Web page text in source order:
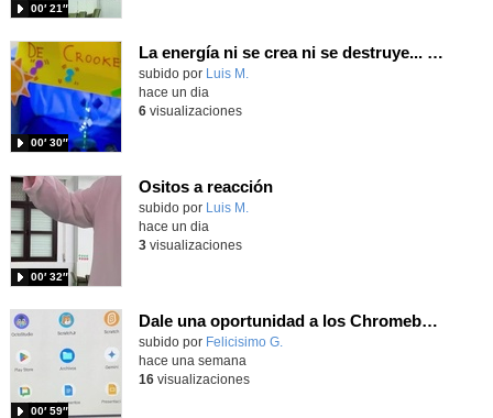
00′ 21″
La energía ni se crea ni se destruye... ¡se experimenta! El Tierno en la Feria Madrid es Ciencia 2026
Contenido educativo.
subido por Luis M.
00′ 30″
hace un dia
6visualizaciones
Ositos a reacción
Contenido educativo.
subido por Luis M.
00′ 32″
hace un dia
3visualizaciones
Dale una oportunidad a los Chromebooks y utiliza un proyector para realizar talleres si no tienes pantallas táctiles
Contenido educativo.
subido por Felicisimo G.
00′ 59″
hace una semana
16visualizaciones